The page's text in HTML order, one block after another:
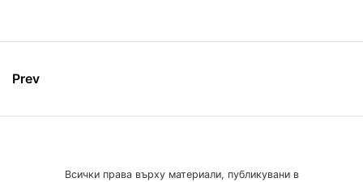
Prev
Всички права върху материали, публикувани в